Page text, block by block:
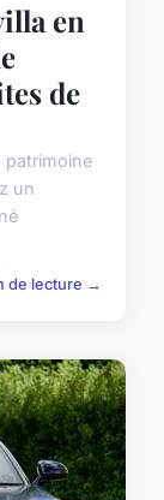
en
de
patrimoine
un
de lecture →